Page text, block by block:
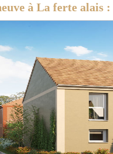
à La ferte alais :